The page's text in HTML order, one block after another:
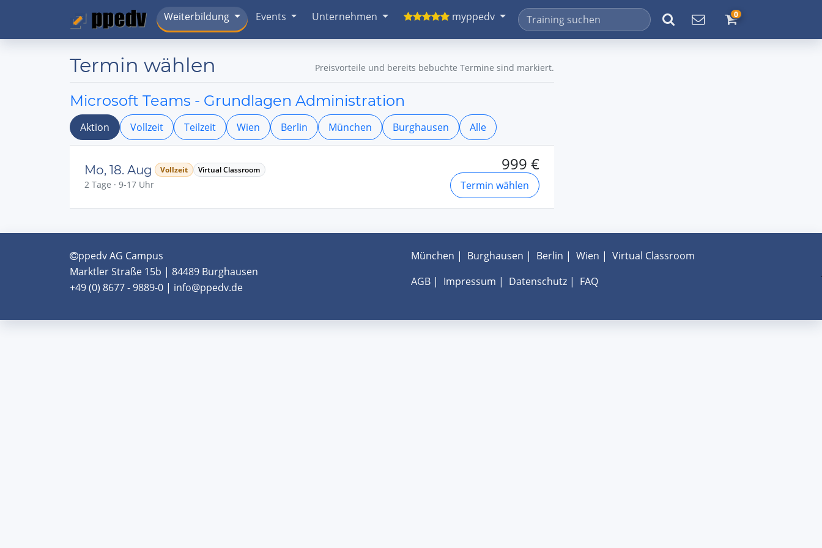
Weiterbildung Events Unternehmen myppedv 0
Termin wählen Preisvorteile und bereits bebuchte Termine sind markiert.
Microsoft Teams - Grundlagen Administration
Aktion Vollzeit Teilzeit Wien Berlin München Burghausen Alle
Mo, 18. Aug Vollzeit Virtual Classroom
2 Tage · 9-17 Uhr
999 €
Termin wählen
ppedv AG Campus
Marktler Straße 15b | 84489 Burghausen
+49 (0) 8677 - 9889-0 | info@ppedv.de
München | Burghausen | Berlin | Wien | Virtual Classroom
AGB| Impressum | Datenschutz| FAQ